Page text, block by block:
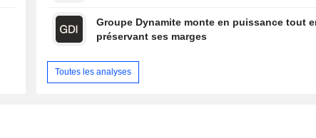
Groupe Dynamite monte en puissance tout
préservant ses marges
Toutes les analyses